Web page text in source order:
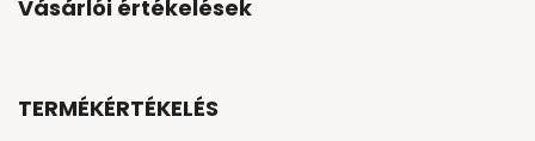
Vásárlói értékelések
TERMÉKÉRTÉKELÉS